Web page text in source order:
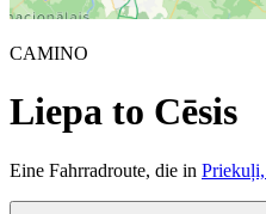
CAMINO
Liepa to Cēsis
Eine Fahrradroute, die in